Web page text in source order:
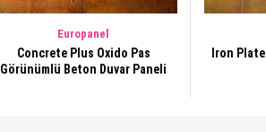
Europanel
Concrete Plus Oxido Pas
Görünümlü Beton Duvar Paneli
Iron